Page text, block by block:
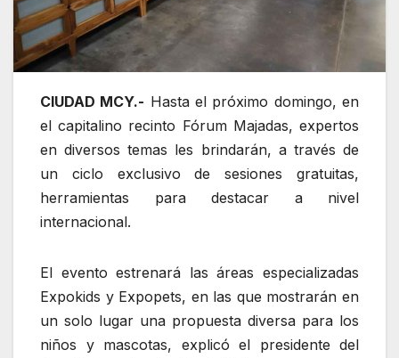
CIUDAD MCY.- Hasta el próximo domingo, en
el capitalino recinto Fórum Majadas, expertos
en diversos temas les brindarán, a través de
un ciclo exclusivo de sesiones gratuitas,
herramientas para destacar a nivel
internacional.
El evento estrenará las áreas especializadas
Expokids y Expopets, en las que mostrarán en
un solo lugar una propuesta diversa para los
niños y mascotas, explicó el presidente del